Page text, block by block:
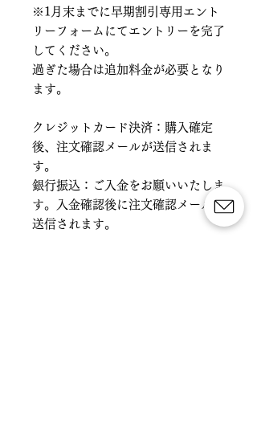
※1月末までに早期割引専用エント
リーフォームにてエントリーを完了
してください。
過ぎた場合は追加料金が必要となり
ます。
クレジットカード決済：購入確定
後、注文確認メールが送信されま
す。
銀行振込：ご入金をお願いいたしま
す。入金確認後に注文確認メールが
送信されます。